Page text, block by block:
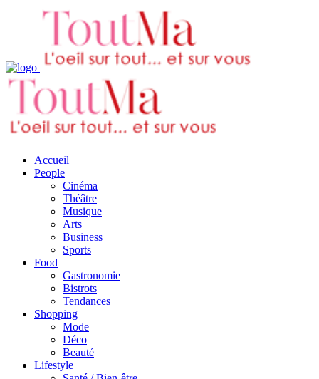
Accueil
People
Cinéma
Théâtre
Musique
Arts
Business
Sports
Food
Gastronomie
Bistrots
Tendances
Shopping
Mode
Déco
Beauté
Lifestyle